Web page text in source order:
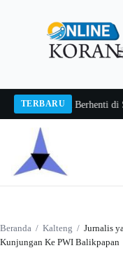
TERBARU
Jangan Berhenti di
Beranda / Kalteng / Jurnalis
Kunjungan Ke PWI Balikpapan